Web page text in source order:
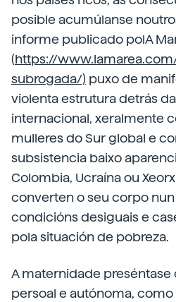
posible acumúlanse
informe publicado polA
(https://
subrogada/) puxo de
violenta estrutura detrás
internacional, xeralmente
mulleres do Sur global e
subsistencia baixo
Colombia, Ucraína ou
converten o seu corpo
condicións desiguais e
pola situación de pobreza.
A maternidade
persoal e autónoma,